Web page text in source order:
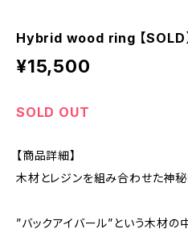
Hybrid wood ring 【SOLD】
¥15,500
SOLD OUT
【商品詳細】
木材とレジンを組み合わせた神秘
”バックアイバール”という木材の